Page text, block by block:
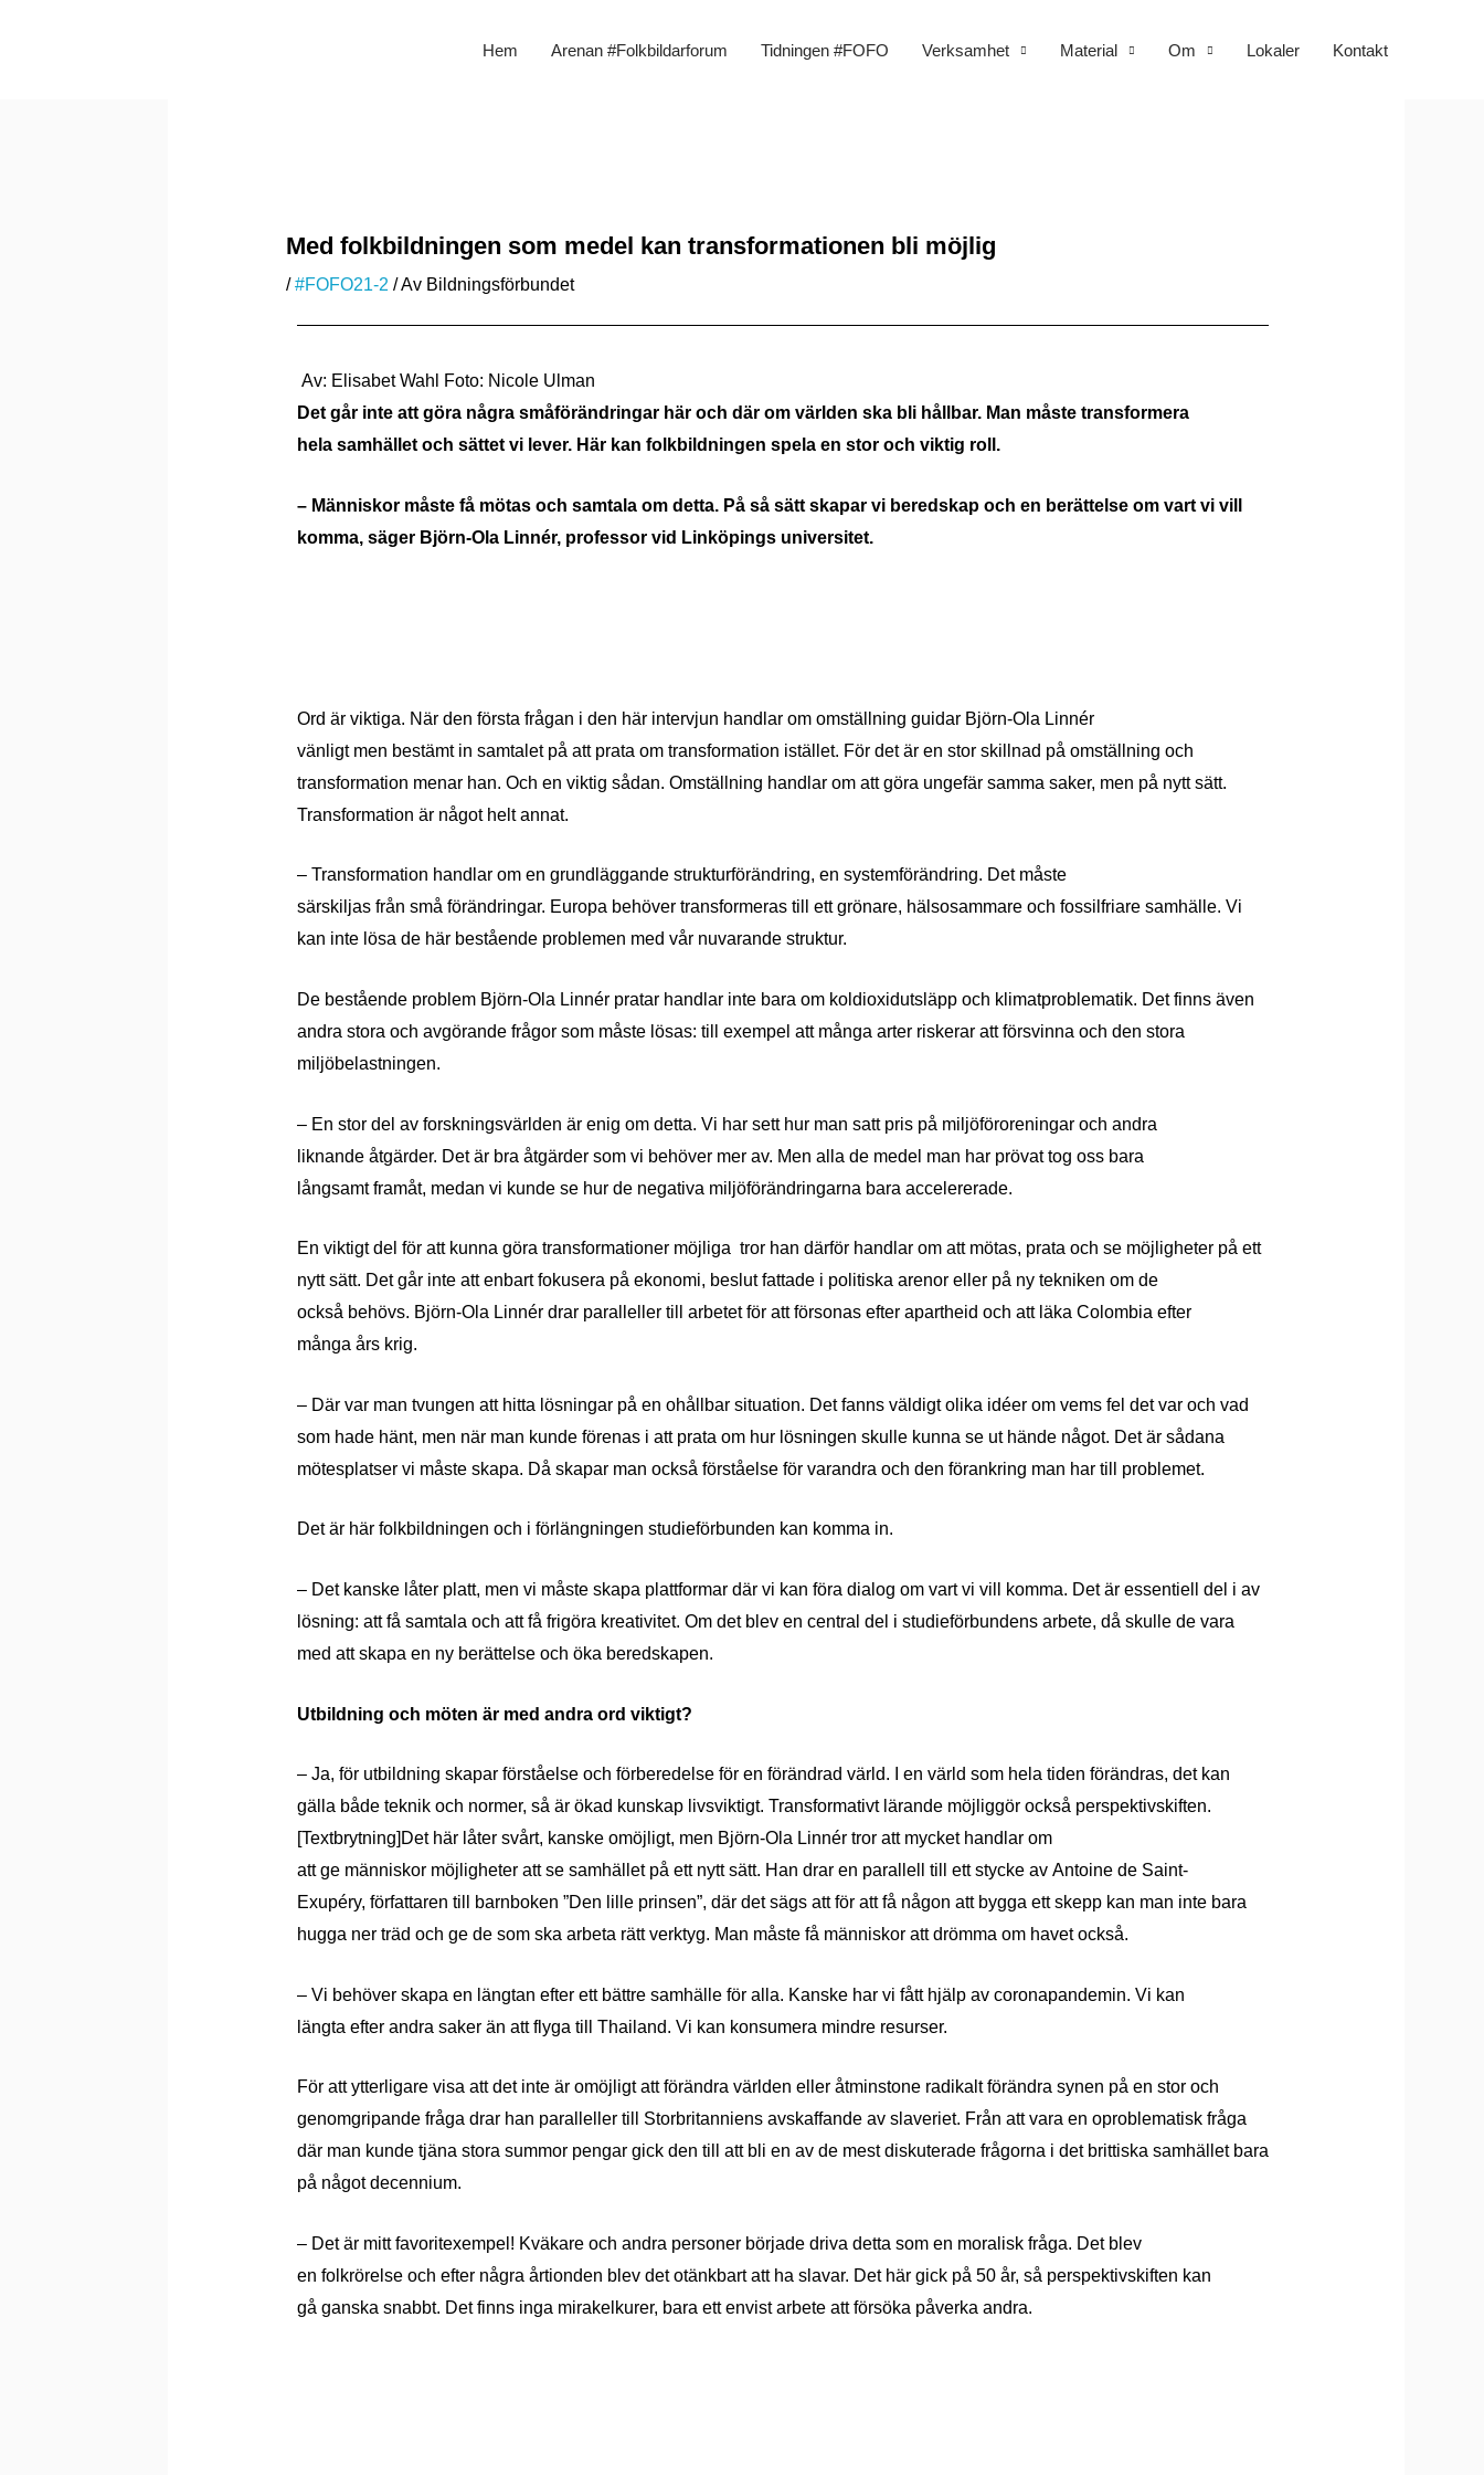
Hem Arenan #Folkbildarforum Tidningen #FOFO Verksamhet Material Om Lokaler Kontakt
Med folkbildningen som medel kan transformationen bli möjlig
/#FOFO21-2 / Av Bildningsförbundet
Av: Elisabet Wahl Foto: Nicole Ulman
Det går inte att göra några småförändringar här och där om världen ska bli hållbar. Man måste transformera
hela samhället och sättet vi lever. Här kan folkbildningen spela en stor och viktig roll.
– Människor måste få mötas och samtala om detta. På så sätt skapar vi beredskap och en berättelse om vart vi vill
komma, säger Björn-Ola Linnér, professor vid Linköpings universitet.
Ord är viktiga. När den första frågan i den här intervjun handlar om omstä llning guidar Björn-Ola Linnér
vänligt men bestämt in samtalet på att prata om transformation istället. För det är en stor skillnad på omstä llning och
transformation menar han. Och en viktig sådan. Omstä llning handlar om att göra ungefär samma saker, men på nytt sätt.
Transformation är något helt annat.
– Transformation handlar om en grundl äggande strukturförändring, en systemförändring. Det måste
särskiljas från små förändringar. Europa behöver transformeras till ett grönare, hälsosammare och fossilfriare samhälle. Vi
kan inte lösa de här bestående problemen med vår nuvarande struktur.
De bestående problem Björn-Ola Linnér pratar handlar inte bara om koldioxidutsl äpp och klimatproblematik. Det finns även
andra stora och avgörande frågor som måste l ösas: till exempel att många arter riskerar att försvinna och den stora
miljöbelastningen.
– En stor del av forskningsvärlden är enig om detta. Vi har sett hur man satt pris på miljöföroreningar och andra
liknande åtgärder. Det är bra åtgärder som vi behöver mer av. Men alla de medel man har prövat tog oss bara
ångsamt framåt, medan vi kunde se hur de negativa miljöförändringarna bara accelererade.
En viktigt del för att kunna göra transformationer möjliga tror han därför handlar om att mötas, prata och se möjligheter på ett
nytt sätt. Det går inte att enbart fokusera på ekonomi, beslut fattade i politiska arenor eller på ny tekniken om de
också behövs. Björn-Ola Linnér drar paralleller till arbetet för att försonas efter apartheid och att l äka Colombia efter
många års krig.
– Där var man tvungen att hitta lösningar på en ohå llbar situation. Det fanns vä ldigt olika idéer om vems fel det var och vad
som hade hänt, men när man kunde förenas i att prata om hur lösningen skulle kunna se ut hände något. Det är sådana
mötesplatser vi måste skapa. Då skapar man också förståelse för varandra och den förankring man har till problemet.
Detär här folkbildningen och i förlängningen studieförbunden kan komma in.
– Det kanske l åter platt, men vi måste skapa plattformar där vi kan föra dialog om vart vi vill komma. Detär essentiell del i av
ösning: att få samtala och att få frigöra kreativitet. Om det blev en central del i studieförbundens arbete, då skulle de vara
med att skapa en ny berättelse och öka beredskapen.
Utbildning och möten är med andra ord viktigt?
– Ja, för utbildning skapar förståelse och förberedelse för en förändrad värld. I en värld som hela tiden förändras, det kan
gä lla både teknik och normer, så är ökad kunskap livsviktigt. Transformativt lärande möjliggör också perspektivskiften.
[Textbrytning] Det här l åter svårt, kanske omöjligt, men Björn-Ola Linnér tror att mycket handlar om
att ge människor möjligheter att se samhället på ett nytt sätt. Han drar en parallell till ett stycke av Antoine de Saint-
Exupéry, författaren till barnboken ”Den lille prinsen”, där det sägs att för att få någon att bygga ett skepp kan man inte bara
hugga ner träd och ge de som ska arbeta rätt verktyg. Man måste få människor att drömma om havet också.
– Vi behöver skapa en l ängtan efter ett bättre samhä lle för alla. Kanske har vi fått hjälp av coronapandemin. Vi kan
längta efter andra saker än att flyga till Thailand. Vi kan konsumera mindre resurser.
För att ytterligare visa att det inte är omöjligt att förändra världen eller åtminstone radikalt förändra synen på en stor och
genomgripande fråga drar han paralleller till Storbritanniens avskaffande avslaveriet. Från att vara en oproblematisk fråga
där man kunde tjäna stora summor pengar gick den till att bli en av de mest diskuterade frågorna i det brittiska samhället bara
på något decennium.
– Detär mitt favoritexempel! Kväkare och andra personer började driva detta som en moralisk fråga. Det blev
en folkrörelse och efter några årtionden blev det otänkbart att ha slavar. Det här gick på 50 år, så perspektivskiften kan
gå ganska snabbt. Det finns inga mirakelkurer, bara ett envist arbete att försöka påverka andra.